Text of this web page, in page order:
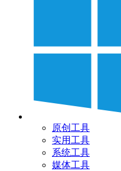
原创工具
实用工具
系统工具
媒体工具